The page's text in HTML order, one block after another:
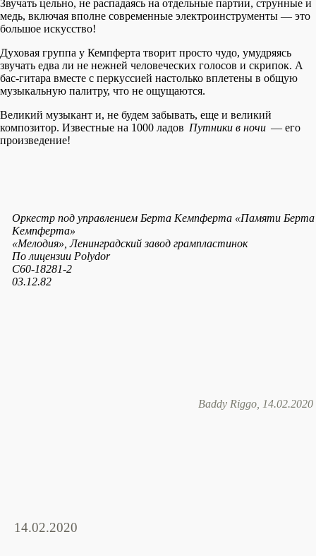
Звучать цельно, не распадаясь на отдельные партии, струнные и
медь, включая вполне современные электроинструменты — это
большое искусство!
Духовая группа у Кемпферта творит просто чудо, умудряясь
звучать едва ли не нежней человеческих голосов и скрипок. А
бас-гитара вместе с перкуссией настолько вплетены в общую
музыкальную палитру, что не ощущаются.
Великий музыкант и, не будем забывать, еще и великий
композитор. Известные на 1000 ладов Путники в ночи — его
произведение!
Оркестр под управлением Берта Кемпферта «Памяти Берта
Кемпферта»
«Мелодия», Ленинградский завод грампластинок
По лицензии Polydor
С60-18281-2
03.12.82
Baddy Riggo, 14.02.2020
14.02.2020